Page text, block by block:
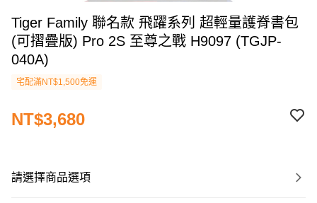
Tiger Family 聯名款 飛躍系列 超輕量護脊書包
(可摺疊版) Pro 2S 至尊之戰 H9097 (TGJP-
040A)
宅配滿NT$1,500免運
NT$3,680
請選擇商品選項